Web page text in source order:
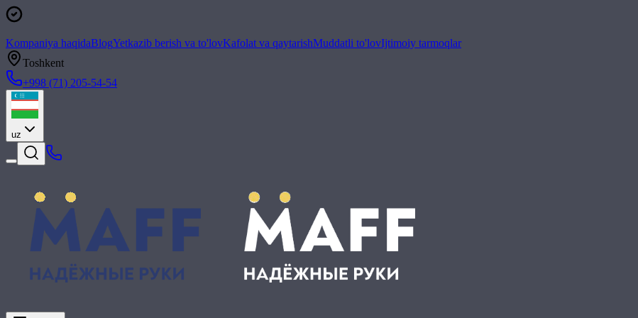
Kompaniya haqidaBlogYetkazib berish va to'lovKafolat va qaytarishMuddatli to'lovIjtimoiy tarmoqlar
Toshkent
+998 (71) 205-54-54
uz